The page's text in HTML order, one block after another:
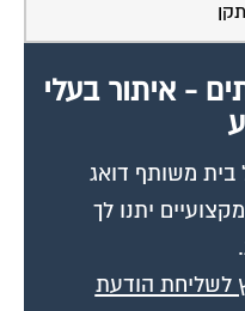
יתנו לך
לשליחת הודעת